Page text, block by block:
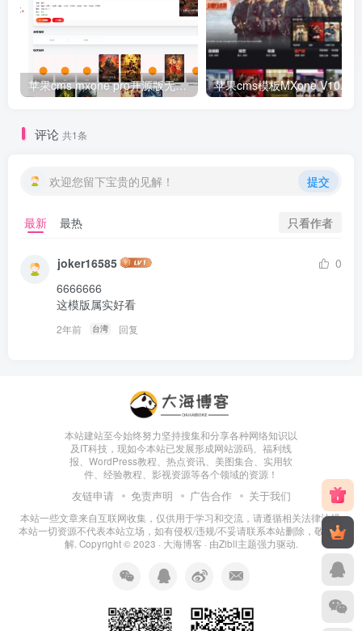
苹果cms mxone pro开源版无加密 v7.2
评论 共1条
欢迎您留下宝贵的见解！ 提交
最新 最热 只看作者
joker16585
0
6666666
这模版属实好看
2年前 台湾 回复
本站建站至今始终努力坚持搜集和分享各种网络知识以
及IT科技，现如今本站已发展形成网站源码、福利线
报、WordPress教程、热点资讯、美图集合、实用软
件、经验教程、影视资源等各个领域的资源！
友链申请 免责声明 广告合作 关于我们
本站一些文章来自互联网收集，仅供用于学习和交流，请遵循相关法律法规.
本站一切资源不代表本站立场，如有侵权/违规/不妥请联系本站删除，敬请谅
解. Copyright © 2023 · 大海博客 · 由Zibll主题强力驱动.